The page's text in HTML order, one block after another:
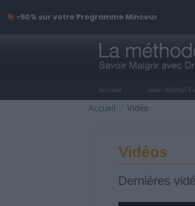
Accueil Jean-Michel
Accueil Vidéo
Vidéos
Dernières
-50% sur votre Programme Minceur